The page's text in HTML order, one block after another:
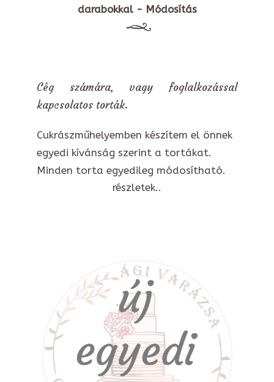
darabokkal - Módosítás
Cég számára, vagy foglalkozással
kapcsolatos torták.
Cukrászműhelyemben készítem el önnek
egyedi kívánság szerint a tortákat.
Minden torta egyedileg módosítható.
részletek..